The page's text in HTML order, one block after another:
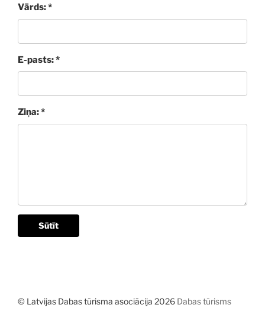
Vārds: *
E-pasts: *
Ziņa: *
Sūtīt
© Latvijas Dabas tūrisma asociācija 2026 Dabas tūrisms